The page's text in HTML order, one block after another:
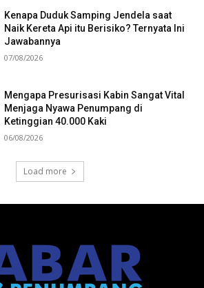
Kenapa Duduk Samping Jendela saat
Naik Kereta Api itu Berisiko? Ternyata Ini
Jawabannya
07/08/2026
Mengapa Presurisasi Kabin Sangat Vital
Menjaga Nyawa Penumpang di
Ketinggian 40.000 Kaki
06/08/2026
Load more